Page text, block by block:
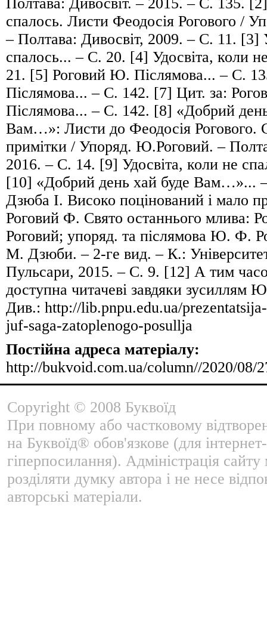
спалось. Листи Феодосія Рогового /
– Полтава: Дивосвіт, 2009. – С. 11. [3]
спалось... – С. 20. [4] Удосвіта, коли
21. [5] Роговий Ю. Післямова... – С.
Післямова... – С. 142. [7] Цит. за:
Післямова... – С. 142. [8] «Добрий
Вам…»: Листи до Феодосія Рогового.
примітки / Упоряд. Ю.Роговий. –
2016. – С. 14. [9] Удосвіта, коли не
[10] «Добрий день хай буде Вам…»...
Дзюба І. Високо поцінований і мало
Роговий Ф. Свято останнього млива:
Роговий; упоряд. та післямова Ю. Ф.
М. Дзюби. – 2-ге вид. – К.:
Пульсари, 2015. – С. 9. [12] А тим
доступна читачеві завдяки зусиллям
Див.: http://lib.pnpu.edu.ua/
juf-saga-zatoplenogo-posullja
Постійна адреса матеріалу:
http://bukvoid.com.ua/column//2020/08/
Copyright © 2008 Буквоїд
При повному або частковому
на Буквоїд® обов'язкове (для
гіперпосилання). Адміністрація
розділяти думку автора і не несе
авторські матеріали.